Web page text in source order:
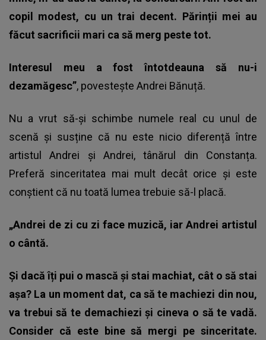
copil modest, cu un trai decent. Părinții mei au
făcut sacrificii mari ca să merg peste tot.
Interesul meu a fost întotdeauna să nu-i
dezamăgesc”, povestește Andrei Bănuță.
Nu a vrut să-și schimbe numele real cu unul de
scenă și susține că nu este nicio diferență între
artistul Andrei și Andrei, tânărul din Constanța.
Preferă sinceritatea mai mult decât orice și este
conștient că nu toată lumea trebuie să-l placă.
„Andrei de zi cu zi face muzică, iar Andrei artistul
o cântă.
Și dacă îți pui o mască și stai machiat, cât o să stai
așa? La un moment dat, ca să te machiezi din nou,
va trebui să te demachiezi și cineva o să te vadă.
Consider că este bine să mergi pe sinceritate.